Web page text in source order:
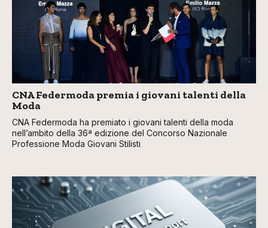
CNA Federmoda premia i giovani talenti della
Moda
CNA Federmoda ha premiato i giovani talenti della moda
nell’ambito della 36ª edizione del Concorso Nazionale
Professione Moda Giovani Stilisti